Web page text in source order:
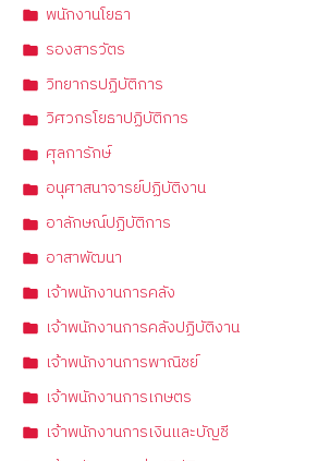
พนักงานโยธา
รองสารวัตร
วิทยากรปฏิบัติการ
วิศวกรโยธาปฏิบัติการ
ศุลการักษ์
อนุศาสนาจารย์ปฏิบัติงาน
อาลักษณ์ปฏิบัติการ
อาสาพัฒนา
เจ้าพนักงานการคลัง
เจ้าพนักงานการคลังปฏิบัติงาน
เจ้าพนักงานการพาณิชย์
เจ้าพนักงานการเกษตร
เจ้าพนักงานการเงินและบัญชี